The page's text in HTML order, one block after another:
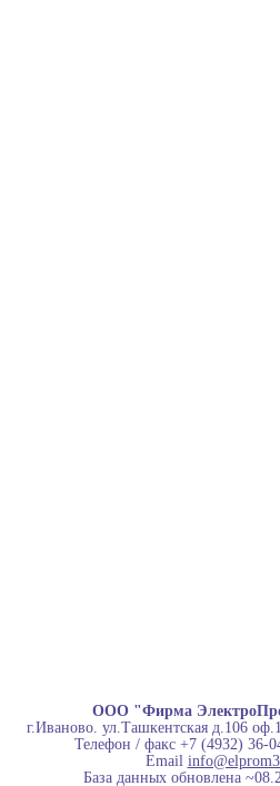
ООО "Фирма
г.Иваново. ул.Ташкентская д.106
Телефон / факс +7 (4932) 36-
Email
База данных обновлена